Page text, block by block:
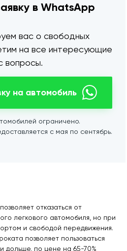
в WhatsApp
вас о свободных
на все интересующие
вопросы.
на автомобиль
ограничено.
с мая по сентябрь.
отказаться от
легкового автомобиля, но при
и свободой передвижения.
позволяет пользоваться
дольше, по цене на 65-70%